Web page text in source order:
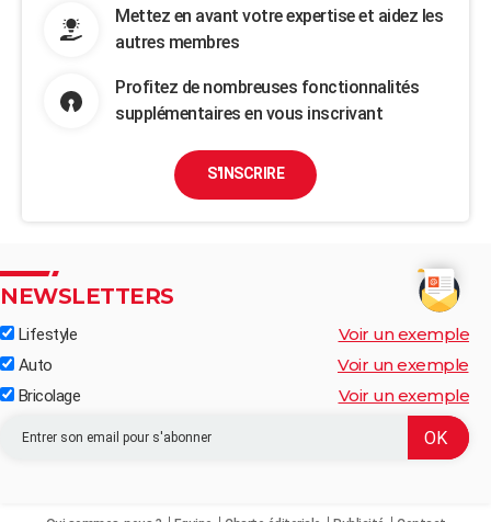
Mettez en avant votre expertise et aidez les
autres membres
Profitez de nombreuses fonctionnalités
supplémentaires en vous inscrivant
S'INSCRIRE
NEWSLETTERS
Lifestyle Voir un exemple
Auto Voir un exemple
Bricolage Voir un exemple